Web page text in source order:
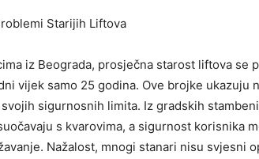
Starijih Liftova
iz Beograda, prosječna starost liftova se
vijek samo 25 godina. Ove brojke ukazuju
sigurnosnih limita. Iz gradskih
s kvarovima, a sigurnost korisnika
Nažalost, mnogi stanari nisu svjesni